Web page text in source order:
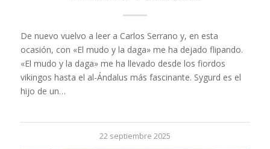
De nuevo vuelvo a leer a Carlos Serrano y, en esta
ocasión, con «El mudo y la daga» me ha dejado flipando.
«El mudo y la daga» me ha llevado desde los fiordos
vikingos hasta el al-Ándalus más fascinante. Sygurd es el
hijo de un…
22 septiembre 2025